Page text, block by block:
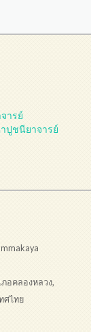
ารย์
ปูชนียาจารย์
ภอคลองหลวง,
ศไทย